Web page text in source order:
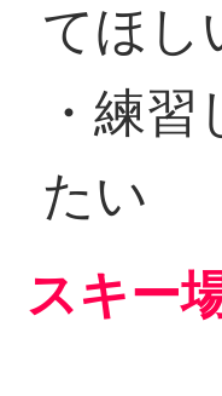
てほし
・練
たい
スキー